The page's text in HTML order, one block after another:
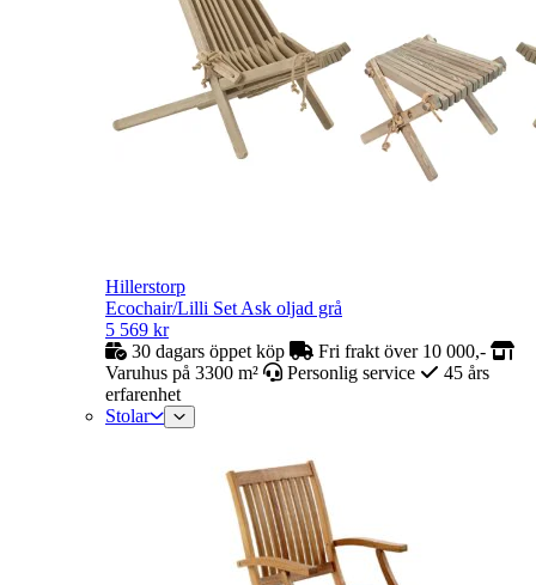
Hillerstorp
Ecochair/Lilli Set Ask oljad grå
5 569 kr
30 dagars öppet köp
Fri frakt över 10 000,-
Varuhus på 3300 m²
Personlig service
45 års
erfarenhet
Stolar